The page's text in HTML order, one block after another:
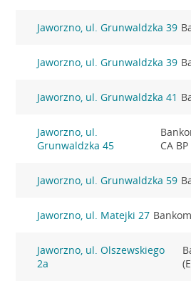
Jaworzno, ul. Grunwaldzka 39
Jaworzno, ul. Grunwaldzka 39
Jaworzno, ul. Grunwaldzka 41
Jaworzno, ul.
Grunwaldzka 45
CA BP
Jaworzno, ul. Grunwaldzka 59
Jaworzno, ul. Matejki 27
Jaworzno, ul. Olszewskiego
2a